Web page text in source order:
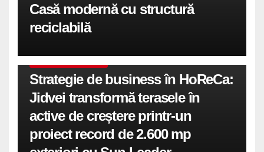
Casă modernă cu structură
reciclabilă
Strategie de business în HoReCa:
Jidvei transformă terasele în
active de creștere printr-un
proiect record de 2.600 mp